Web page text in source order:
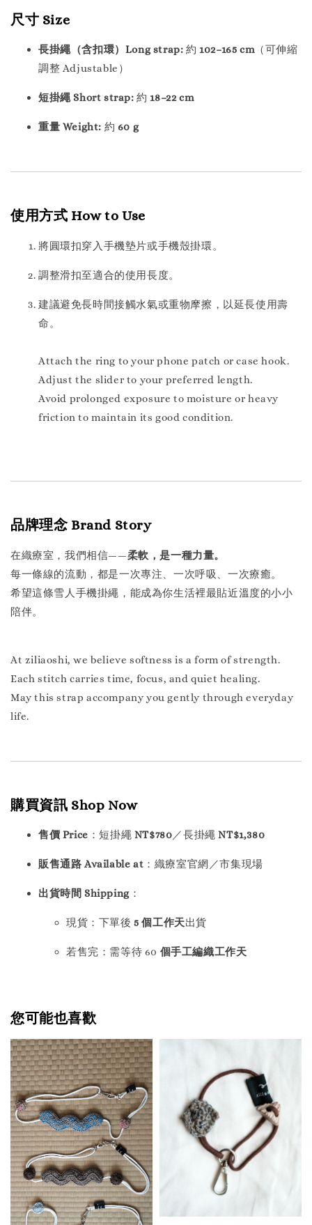
尺寸 Size
長掛繩（含扣環）Long strap: 約102–165 cm（可伸縮
調整 Adjustable）
短掛繩 Short strap: 約18–22 cm
重量 Weight: 約 60 g
使用方式 How to Use
將圓環扣穿入手機墊片或手機殼掛環。
調整滑扣至適合的使用長度。
建議避免長時間接觸水氣或重物摩擦，以延長使用壽
命。
Attach the ring to your phone patch or case hook.
Adjust the slider to your preferred length.
Avoid prolonged exposure to moisture or heavy
friction to maintain its good condition.
品牌理念 Brand Story
在織療室，我們相信——柔軟，是一種力量。
每一條線的流動，都是一次專注、一次呼吸、一次療癒。
希望這條雪人手機掛繩，能成為你生活裡最貼近溫度的小小
陪伴。
At ziliaoshi, we believe softness is a form of strength.
Each stitch carries time, focus, and quiet healing.
May this strap accompany you gently through everyday
life.
購買資訊 Shop Now
售價 Price ：短掛繩 NT$780／長掛繩NT$1,380
販售通路 Available at ：織療室官網／市集現場
出貨時間 Shipping：
現貨：下單後5 個工作天出貨
若售完：需等待 60 個手工編織工作天
您可能也喜歡